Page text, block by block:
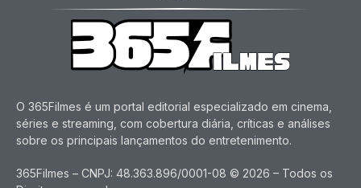
O 365Filmes é um portal editorial especializado em cinema,
séries e streaming, com cobertura diária, críticas e análises
sobre os principais lançamentos do entretenimento.
365Filmes – CNPJ: 48.363.896/0001-08 © 2026 – Todos os